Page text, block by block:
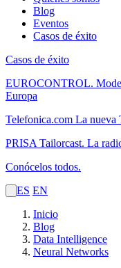
Blog
Eventos
Casos de éxito
Casos de éxito
EUROCONTROL.
Europa
Telefonica.com La nueva
PRISA Tailorcast. La
Conócelos todos.
ES EN
Inicio
Blog
Data Intelligence
Neural Networks